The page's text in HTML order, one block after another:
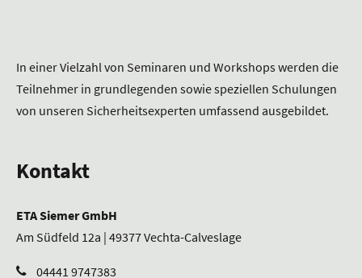
In einer Vielzahl von Seminaren und Workshops werden die
Teilnehmer in grundlegenden sowie speziellen Schulungen
von unseren Sicherheitsexperten umfassend ausgebildet.
Kontakt
ETA Siemer GmbH
Am Südfeld 12a | 49377 Vechta-Calveslage
04441 9747383